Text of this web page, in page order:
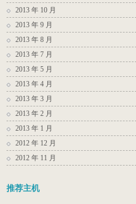
2013 年 10 月
2013 年 9 月
2013 年 8 月
2013 年 7 月
2013 年 5 月
2013 年 4 月
2013 年 3 月
2013 年 2 月
2013 年 1 月
2012 年 12 月
2012 年 11 月
推荐主机